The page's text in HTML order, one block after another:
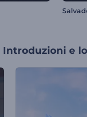
Introduzioni e